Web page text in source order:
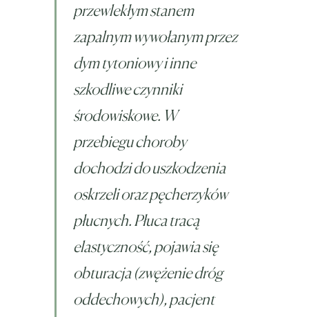
przewlekłym stanem
zapalnym wywołanym przez
dym tytoniowy i inne
szkodliwe czynniki
środowiskowe. W
przebiegu choroby
dochodzi do uszkodzenia
oskrzeli oraz pęcherzyków
płucnych. Płuca tracą
elastyczność, pojawia się
obturacja (zwężenie dróg
oddechowych), pacjent